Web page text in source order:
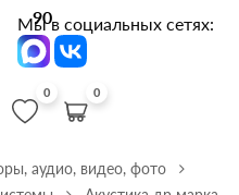
90
Мы в социальных сетях:
0 0
аудио, видео, фото